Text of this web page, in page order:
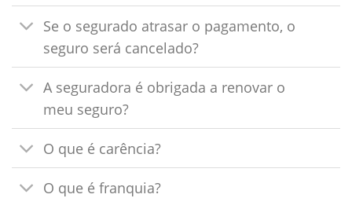
Se o segurado atrasar o pagamento, o
seguro será cancelado?
A seguradora é obrigada a renovar o
meu seguro?
O que é carência?
O que é franquia?